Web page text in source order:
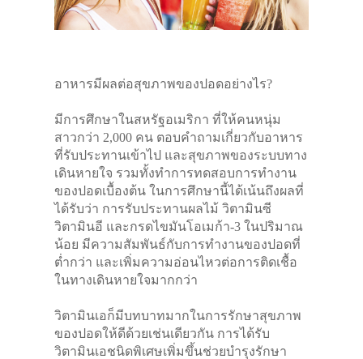
อาหารมีผลต่อสุขภาพของปอดอย่างไร?
มีการศึกษาในสหรัฐอเมริกา ที่ให้คนหนุ่ม
สาวกว่า 2,000 คน ตอบคำถามเกี่ยวกับอาหาร
ที่รับประทานเข้าไป และสุขภาพของระบบทาง
เดินหายใจ รวมทั้งทำการทดสอบการทำงาน
ของปอดเบื้องต้น ในการศึกษานี้ได้เน้นถึงผลที่
ได้รับว่า การรับประทานผลไม้ วิตามินซี
วิตามินอี และกรดไขมันโอเมก้า-3 ในปริมาณ
น้อย มีความสัมพันธ์กับการทำงานของปอดที่
ต่ำกว่า และเพิ่มความอ่อนไหวต่อการติดเชื้อ
ในทางเดินหายใจมากกว่า
วิตามินเอก็มีบทบาทมากในการรักษาสุขภาพ
ของปอดให้ดีด้วยเช่นเดียวกัน การได้รับ
วิตามินเอชนิดพิเศษเพิ่มขึ้นช่วยบำรุงรักษา